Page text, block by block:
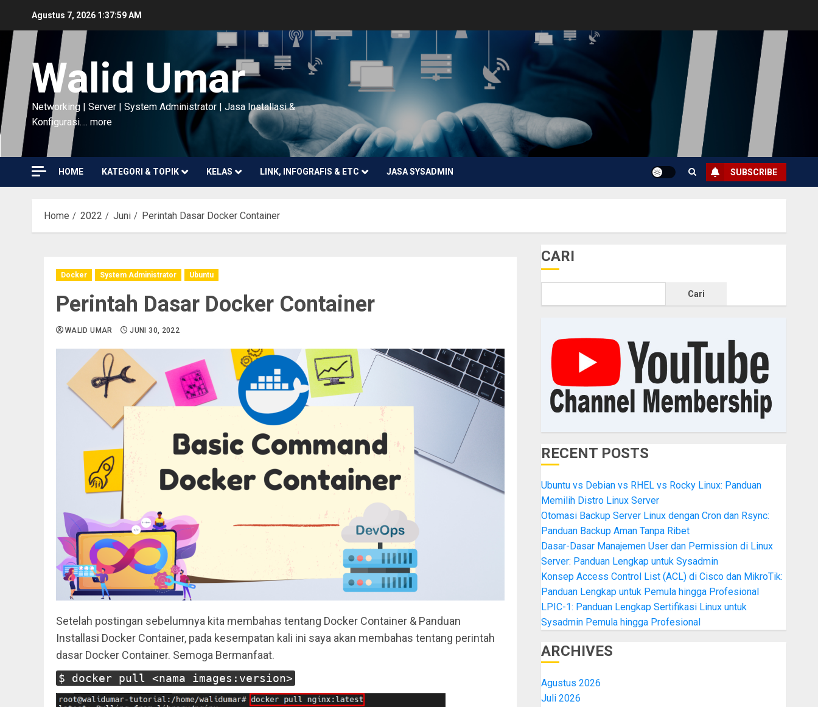
content
Agustus 7, 2026 1:38:01 AM
Walid Umar
Networking | Server | System Administrator | Jasa Installasi &
Konfigurasi…. more
HOME KATEGORI & TOPIK KELAS LINK, INFOGRAFIS & ETC JASA SYSADMIN SUBSCRIBE
Home 2022 Juni Perintah Dasar Docker Container
Docker System Administrator Ubuntu
Perintah Dasar Docker Container
WALID UMAR JUNI 30, 2022
Setelah postingan sebelumnya kita membahas tentang Docker Container & Panduan
Installasi Docker Container, pada kesempatan kali ini saya akan membahas tentang perintah
dasar Docker Container. Semoga Bermanfaat.
$ docker pull <nama images:version>
CARI
Cari
RECENT POSTS
Ubuntu vs Debian vs RHEL vs Rocky Linux: Panduan
Memilih Distro Linux Server
Otomasi Backup Server Linux dengan Cron dan Rsync:
Panduan Backup Aman Tanpa Ribet
Dasar-Dasar Manajemen User dan Permission di Linux
Server: Panduan Lengkap untuk Sysadmin
Konsep Access Control List (ACL) di Cisco dan MikroTik:
Panduan Lengkap untuk Pemula hingga Profesional
LPIC-1: Panduan Lengkap Sertifikasi Linux untuk
Sysadmin Pemula hingga Profesional
ARCHIVES
Agustus 2026
Juli 2026